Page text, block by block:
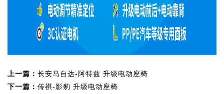
上一篇： 长安马自达-阿特兹 升级电动座椅
下一篇： 传祺-影豹 升级电动座椅